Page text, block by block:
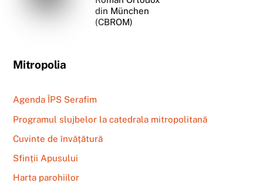
din München
(CBROM)
Mitropolia
Agenda ÎPS Serafim
Programul slujbelor la catedrala mitropolitană
Cuvinte de învățătură
Sfinții Apusului
Harta parohiilor